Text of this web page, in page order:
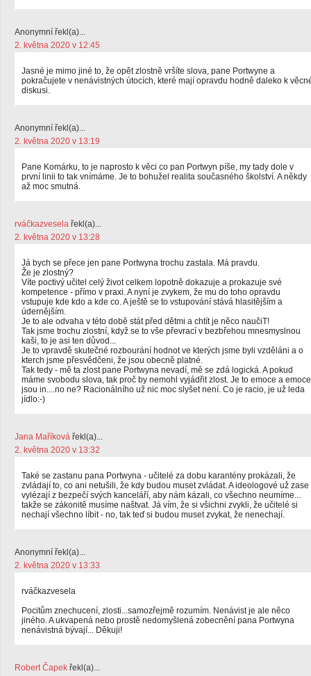
Anonymní řekl(a)...
2. května 2020 v 12:45
Jasné je mimo jiné to, že opět zlostně vršíte slova, pane Portwyne a
pokračujete v nenávistných útocích, které mají opravdu hodně daleko k
diskusi.
Anonymní řekl(a)...
2. května 2020 v 13:19
Pane Komárku, to je naprosto k věci co pan Portwyn píše, my tady dole v
první linii to tak vnímáme. Je to bohužel realita současného školství. A někdy
až moc smutná.
rváčkazvesela řekl(a)...
2. května 2020 v 13:28
Já bych se přece jen pane Portwyna trochu zastala. Má pravdu.
Že je zlostný?
Víte poctivý učitel celý život celkem lopotně dokazuje a prokazuje své
kompetence - přímo v praxi. A nyní je zvykem, že mu do toho opravdu
vstupuje kde kdo a kde co. A ještě se to vstupování stává hlasitějším a
údernějším.
Je to ale odvaha v této době stát před dětmi a chtít je něco naučiT!
Tak jsme trochu zlostní, když se to vše převrací v bezbřehou mnesmyslnou
kaši, to je asi ten důvod...
Je to vpravdě skutečné rozbourání hodnot ve kterých jsme byli vzděláni a o
kterch jsme přesvědčeni, že jsou obecně platné.
Tak tedy - mě ta zlost pane Portwyna nevadí, mě se zdá logická. A pokud
máme svobodu slova, tak proč by nemohl vyjádřit zlost. Je to emoce a emoce
jsou in....no ne? Racionálního už nic moc slyšet není. Co je racio, je už leda
jídlo:-)
Jana Maříková řekl(a)...
2. května 2020 v 13:32
Také se zastanu pana Portwyna - učitelé za dobu karantény prokázali, že
zvládají to, co ani netušili, že kdy budou muset zvládat. A ideologové už zase
vylézají z bezpečí svých kanceláří, aby nám kázali, co všechno neumíme...
takže se zákonitě musíme naštvat. Já vím, že si všichni zvykli, že učitelé si
nechají všechno líbit - no, tak teď si budou muset zvykat, že nenechají.
Anonymní řekl(a)...
2. května 2020 v 13:33
rváčkazvesela
Pocitům znechucení, zlosti...samozřejmě rozumím. Nenávist je ale něco
jiného. A ukvapená nebo prostě nedomyšlená zobecnění pana Portwyna
nenávistná bývají... Děkuji!
Robert Čapek řekl(a)...